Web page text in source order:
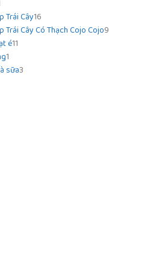
Trái Cây16
Trái Cây Có Thạch Cojo Cojo9
é11
1
sữa3